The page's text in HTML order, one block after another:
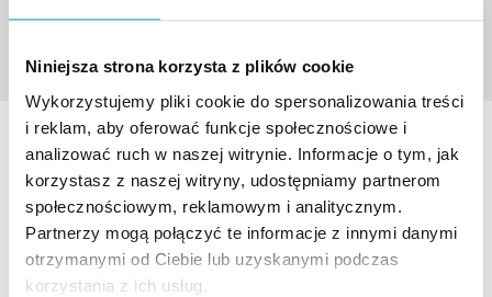
Niniejsza strona korzysta z plików cookie
Wykorzystujemy pliki cookie do spersonalizowania treści
i reklam, aby oferować funkcje społecznościowe i
analizować ruch w naszej witrynie. Informacje o tym, jak
korzystasz z naszej witryny, udostępniamy partnerom
społecznościowym, reklamowym i analitycznym.
Partnerzy mogą połączyć te informacje z innymi danymi
otrzymanymi od Ciebie lub uzyskanymi podczas
korzystania z ich usług.
AKTUALNOŚCI
20% zniżki dla absolwentów